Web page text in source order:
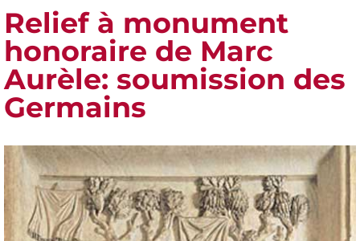
Relief à monument
honoraire de Marc
Aurèle: soumission des
Germains